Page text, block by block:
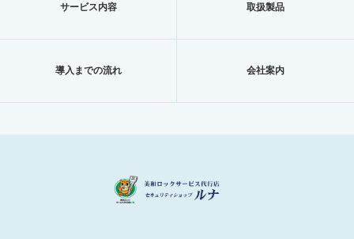
サービス内容 取扱製品
導入までの流れ 会社案内